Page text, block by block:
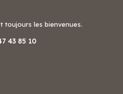
toujours les bienvenues.
43 85 10